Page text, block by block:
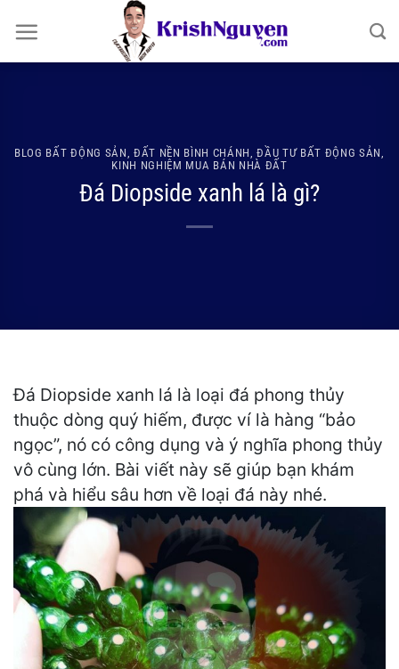
qua
nội
BLOG BẤT ĐỘNG SẢN ĐẤT NỀN BÌNH CHÁNH ,ĐẦU TƯ BẤT ĐỘNG SẢN
KINH NGHIỆM MUA BÁN NHÀ ĐẤT
Đá Diopside xanh lá là gì?
Đá Diopside xanh lá là loại đá phong thủy
thuộc dòng quý hiếm, được ví là hàng “bảo
ngọc”, nó có công dụng và ý nghĩa phong thủy
vô cùng lớn. Bài viết này sẽ giúp bạn khám
phá và hiểu sâu hơn về loại đá này nhé.